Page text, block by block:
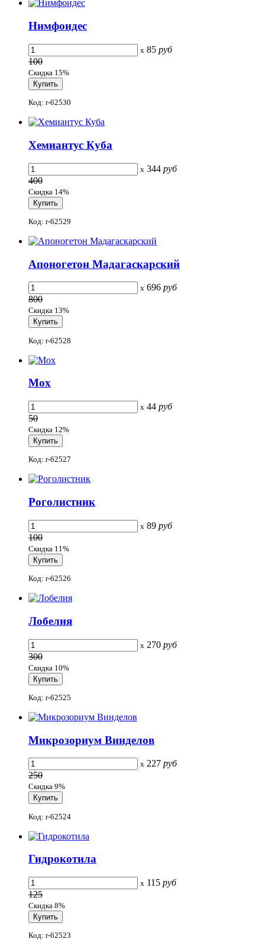
Нимфоидес
x 85 руб
100
Скидка 15%
Код: r-62530
Хемиантус Куба
x 344 руб
400
Скидка 14%
Код: r-62529
Апоногетон Мадагаскарский
x 696 руб
800
Скидка 13%
Код: r-62528
Мох
x 44 руб
50
Скидка 12%
Код: r-62527
Роголистник
x 89 руб
100
Скидка 11%
Код: r-62526
Лобелия
x 270 руб
300
Скидка 10%
Код: r-62525
Микрозориум Винделов
x 227 руб
250
Скидка 9%
Код: r-62524
Гидрокотила
x 115 руб
125
Скидка 8%
Код: r-62523